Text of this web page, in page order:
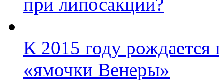
при липосакции?
К 2015 году рождается
«ямочки Венеры»